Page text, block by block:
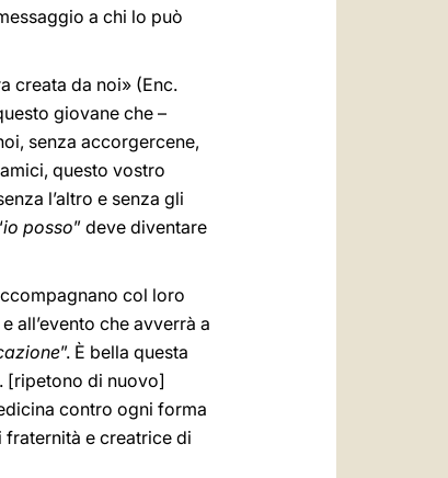
a chi lo può
creata da noi» (Enc.
giovane che –
senza accorgercene,
questo vostro
l’altro e senza gli
io posso” deve diventare
col loro
e all’evento che avverrà a
”. È bella questa
[ripetono di nuovo]
contro ogni forma
e creatrice di